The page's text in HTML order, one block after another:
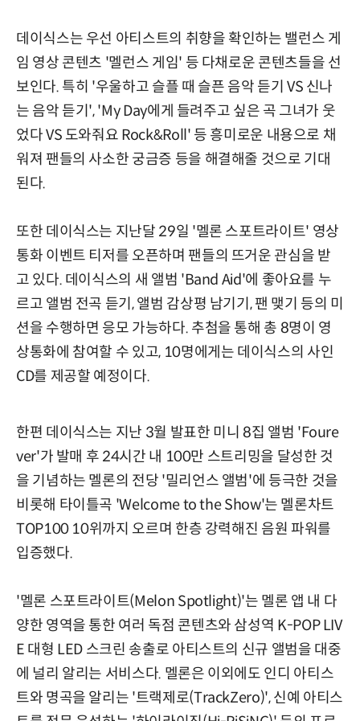
데이식스는 우선 아티스트의 취향을 확인하는 밸런스 게
임 영상 콘텐츠 '멜런스 게임' 등 다채로운 콘텐츠들을 선
보인다. 특히 '우울하고 슬플 때 슬픈 음악 듣기 VS 신나
는 음악 듣기', 'My Day에게 들려주고 싶은 곡 그녀가 웃
었다 VS 도와줘요 Rock&Roll' 등 흥미로운 내용으로 채
워져 팬들의 사소한 궁금증 등을 해결해줄 것으로 기대
된다.
또한 데이식스는 지난달 29일 '멜론 스포트라이트' 영상
통화 이벤트 티저를 오픈하며 팬들의 뜨거운 관심을 받
고 있다. 데이식스의 새 앨범 'Band Aid'에 좋아요를 누
르고 앨범 전곡 듣기, 앨범 감상평 남기기, 팬 맺기 등의 미
션을 수행하면 응모 가능하다. 추첨을 통해 총 8명이 영
상통화에 참여할 수 있고, 10명에게는 데이식스의 사인
CD를 제공할 예정이다.
한편 데이식스는 지난 3월 발표한 미니 8집 앨범 'Foure
ver'가 발매 후 24시간 내 100만 스트리밍을 달성한 것
을 기념하는 멜론의 전당 '밀리언스 앨범'에 등극한 것을
비롯해 타이틀곡 'Welcome to the Show'는 멜론차트
TOP100 10위까지 오르며 한층 강력해진 음원 파워를
입증했다.
'멜론 스포트라이트(Melon Spotlight)'는 멜론 앱 내 다
양한 영역을 통한 여러 독점 콘텐츠와 삼성역 K-POP LIV
E 대형 LED 스크린 송출로 아티스트의 신규 앨범을 대중
에 널리 알리는 서비스다. 멜론은 이외에도 인디 아티스
트와 명곡을 알리는 '트랙제로(TrackZero)', 신예 아티스